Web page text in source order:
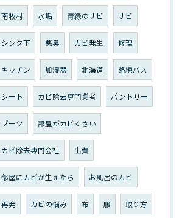
南牧村 水垢 青緑のサビ サビ
シンク下 悪臭 カビ発生 修理
キッチン 加湿器 北海道 路線バス
シート カビ除去専門業者 パントリー
ブーツ 部屋がカビくさい
カビ除去専門会社 出費
部屋にカビが生えたら お風呂のカビ
再発 カビの悩み 布 服 取り方